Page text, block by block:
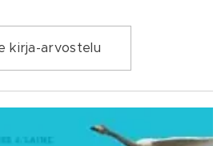
kirja-arvostelu